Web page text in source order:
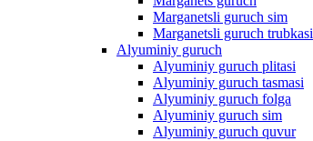
Marganetsli guruch sim
Marganetsli guruch trubkasi
Alyuminiy guruch
Alyuminiy guruch plitasi
Alyuminiy guruch tasmasi
Alyuminiy guruch folga
Alyuminiy guruch sim
Alyuminiy guruch quvur